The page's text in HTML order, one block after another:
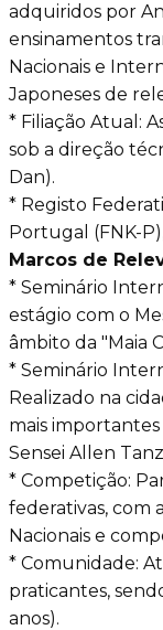
adquiridos por
ensinamentos
Nacionais e
Japoneses de
* Filiação Atual:
sob a direção
Dan).
* Registo
Portugal (FNK-
Marcos de
* Seminário
estágio com o
âmbito da "Maia
* Seminário
Realizado na
mais
Sensei Allen
* Competição:
federativas, com
Nacionais e
* Comunidade:
praticantes,
anos).